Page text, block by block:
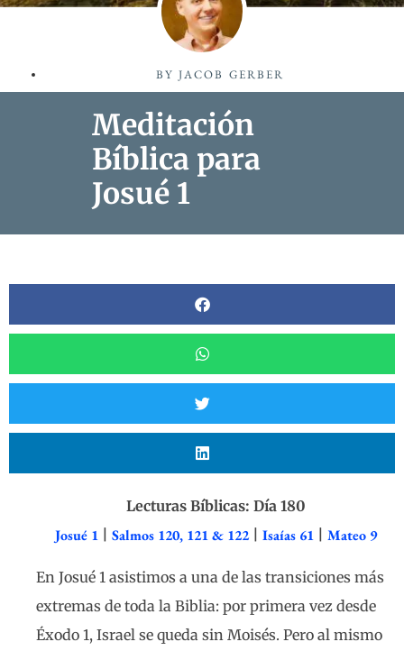
BY JACOB GERBER
Meditación
Bíblica para
Josué 1
Lecturas Bíblicas: Día 180
Josué 1 Salmos 120, 121 & 122| Isaías 61 Mateo 9
En Josué 1 asistimos a una de las transiciones más
extremas de toda la Biblia: por primera vez desde
Éxodo 1, Israel se queda sin Moisés. Pero al mismo